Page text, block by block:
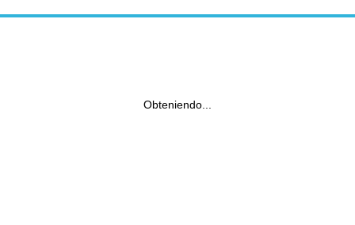
Obteniendo...